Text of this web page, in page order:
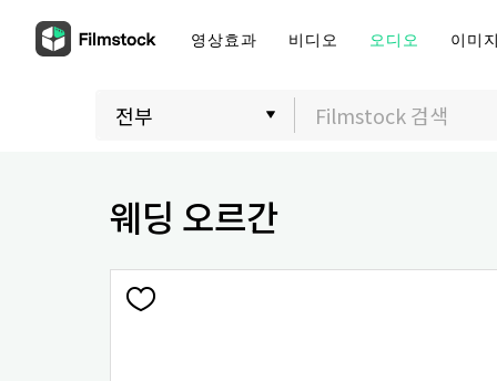
영상효과 비디오 오디오 이미
웨딩 오르간